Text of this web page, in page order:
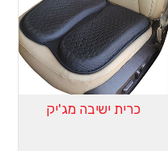
כרית ישיבה מג'יק